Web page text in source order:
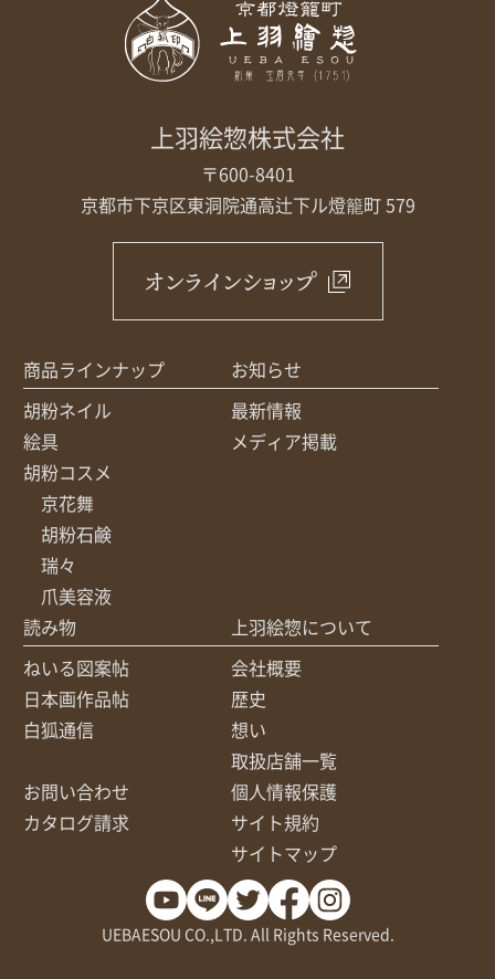
上羽絵惣株式会社
〒600-8401
京都市下京区東洞院通高辻下ル燈籠町 579
オンラインショップ
商品ラインナップ
胡粉ネイル
絵具
胡粉コスメ
京花舞
胡粉石鹸
瑞々
爪美容液
お知らせ
最新情報
メディア掲載
読み物
ねいる図案帖
日本画作品帖
白狐通信
上羽絵惣について
会社概要
歴史
想い
取扱店舗一覧
お問い合わせ
カタログ請求
個人情報保護
サイト規約
サイトマップ
UEBAESOU CO.,LTD. All Rights Reserved.